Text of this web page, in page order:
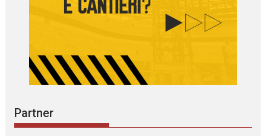
Partner